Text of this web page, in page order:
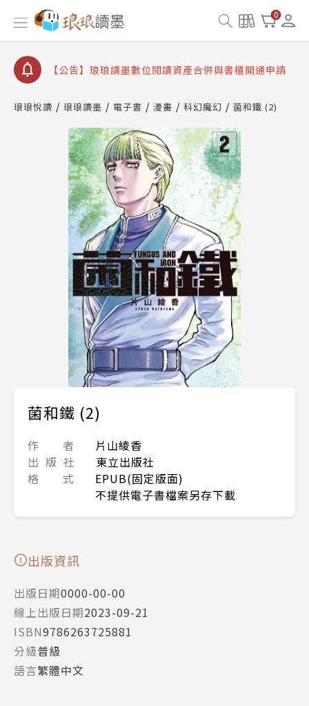
0
【公告】琅琅書店服務升級重要說明及資產合併結果
查詢
【公告】因 Readmoo 讀墨系統維護中，本站同步暫
【公告】琅琅讀墨數位閱讀資產合併與書櫃開通申請
請圖文教學
【公告】琅琅書店服務升級重要說明及資產合併結果
查詢
【公告】因 Readmoo 讀墨系統維護中，本站同步暫
停部分閱讀服務
琅琅悅讀 琅琅讀墨 電子書 漫畫 科幻魔幻 菌和鐵 (2)
菌和鐵 (2)
作 者
片山綾香
出 版 社
東立出版社
格 式
EPUB(固定版面)
不提供電子書檔案另存下載
出版資訊
出版日期0000-00-00
線上出版日期2023-09-21
ISBN9786263725881
分級普級
語言繁體中文